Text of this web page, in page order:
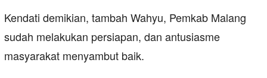
Kendati demikian, tambah Wahyu, Pemkab Malang
sudah melakukan persiapan, dan antusiasme
masyarakat menyambut baik.